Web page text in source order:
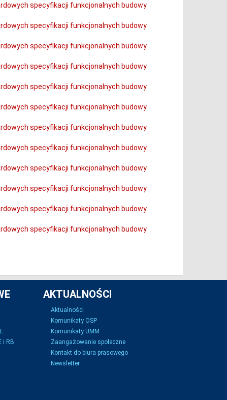
specyfikacji funkcjonalnych budowy
specyfikacji funkcjonalnych budowy
specyfikacji funkcjonalnych budowy
specyfikacji funkcjonalnych budowy
specyfikacji funkcjonalnych budowy
specyfikacji funkcjonalnych budowy
specyfikacji funkcjonalnych budowy
specyfikacji funkcjonalnych budowy
specyfikacji funkcjonalnych budowy
specyfikacji funkcjonalnych budowy
specyfikacji funkcjonalnych budowy
specyfikacji funkcjonalnych budowy
i RB
AKTUALNOŚCI
Aktualności
Komunikaty OSP
Komunikaty UMM
Zaangażowanie społeczne
Kontakt do biura prasowego
Newsletter